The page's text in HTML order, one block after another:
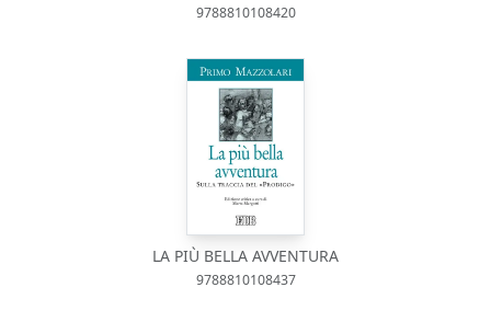
9788810108420
LA PIÙ BELLA AVVENTURA
9788810108437